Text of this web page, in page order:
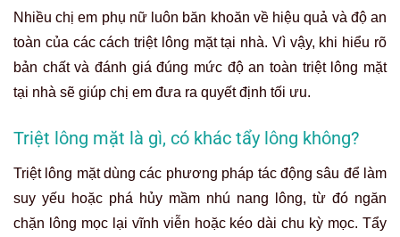
Nhiều chị em phụ nữ luôn băn khoăn về hiệu quả và độ an
toàn của các cách triệt lông mặt tại nhà. Vì vậy, khi hiểu rõ
bản chất và đánh giá đúng mức độ an toàn triệt lông mặt
tại nhà sẽ giúp chị em đưa ra quyết định tối ưu.
Triệt lông mặt là gì, có khác tẩy lông không?
Triệt lông mặt dùng các phương pháp tác động sâu để làm
suy yếu hoặc phá hủy mầm nhú nang lông, từ đó ngăn
chặn lông mọc lại vĩnh viễn hoặc kéo dài chu kỳ mọc. Tẩy